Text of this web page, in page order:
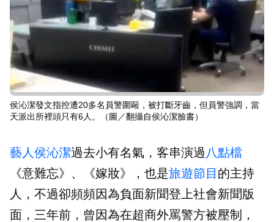
侯沁潔發文指控遭20多名員警圍毆，被打斷牙齒，但員警強調，當
天派出所裡頭只有6人。（圖／翻攝自侯沁潔臉書）
藝人侯沁潔過去小有名氣，客串演過 八點檔
《意難忘》、《嫁妝》，也是旅遊節目 的主持
人，不過卻頻頻因為負面新聞登上社會新聞版
面，三年前，曾因為在超商外罵警方被壓制，